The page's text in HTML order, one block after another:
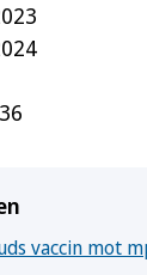
vaccin mot